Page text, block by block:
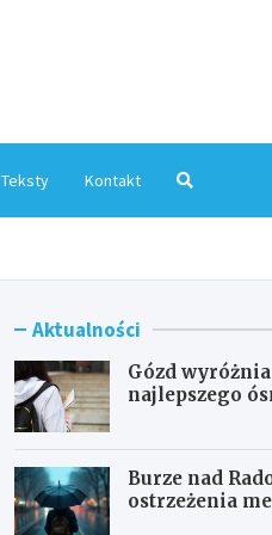
Teksty Kontakt
Aktualności
Gózd
najlepszego
Burze nad
ostrzeżenia